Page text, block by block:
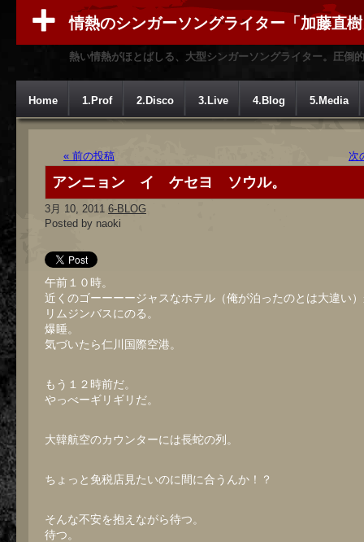
情熱のシンガーソングライター「加藤直
熱い情熱がほとばしる、大型シンガーソングライター。圧倒
Home 1.Prof 2.Disco 3.Live 4.Blog 5.Media
« 前の投稿 次
アンニョン イ ケセヨ ソウル。
3月 10, 2011 6-BLOG
Posted by naoki
午前１０時。
近くのゴーーーージャスなホテル（俺が泊ったのとは大違い
リムジンバスにのる。
爆睡。
気づいたら仁川国際空港。
もう１２時前だ。
やっべーギリギリだ。
大韓航空のカウンターには長蛇の列。
ちょっと免税店見たいのに間に合うんか！？
そんな不安を抱えながら待つ。
待つ。